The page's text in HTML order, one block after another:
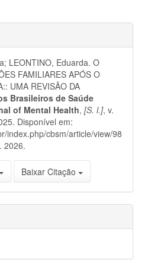
LEONTINO, Eduarda. O
FAMILIARES APÓS O
UMA REVISÃO DA
Brasileiros de Saúde
of Mental Health, [S. l.], v.
Disponível em:
index.php/cbsm/article/view/98
2026.
Baixar Citação